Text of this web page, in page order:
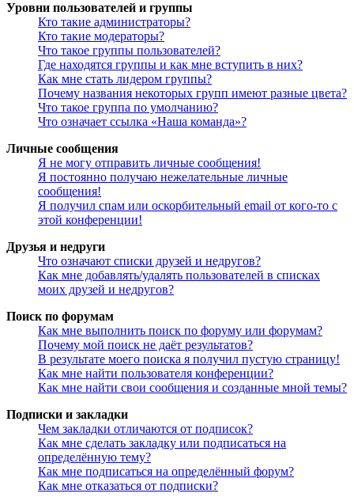
Уровни пользователей и группы
Кто такие администраторы?
Кто такие модераторы?
Что такое группы пользователей?
Где находятся группы и как мне вступить в них?
Как мне стать лидером группы?
Почему названия некоторых групп имеют разные цвета?
Что такое группа по умолчанию?
Что означает ссылка «Наша команда»?
Личные сообщения
Я не могу отправить личные сообщения!
Я постоянно получаю нежелательные личные
сообщения!
Я получил спам или оскорбительный email от кого-то с
этой конференции!
Друзья и недруги
Что означают списки друзей и недругов?
Как мне добавлять/удалять пользователей в списках
моих друзей и недругов?
Поиск по форумам
Как мне выполнить поиск по форуму или форумам?
Почему мой поиск не даёт результатов?
В результате моего поиска я получил пустую страницу!
Как мне найти пользователя конференции?
Как мне найти свои сообщения и созданные мной темы?
Подписки и закладки
Чем закладки отличаются от подписок?
Как мне сделать закладку или подписаться на
определённую тему?
Как мне подписаться на определённый форум?
Как мне отказаться от подписки?